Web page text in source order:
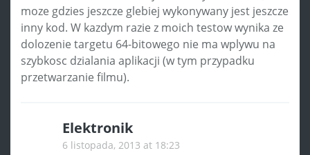
moze gdzies jeszcze glebiej wykonywany jest jeszcze
inny kod. W kazdym razie z moich testow wynika ze
dolozenie targetu 64-bitowego nie ma wplywu na
szybkosc dzialania aplikacji (w tym przypadku
przetwarzanie filmu).
Elektronik
6 listopada, 2013 at 18:23